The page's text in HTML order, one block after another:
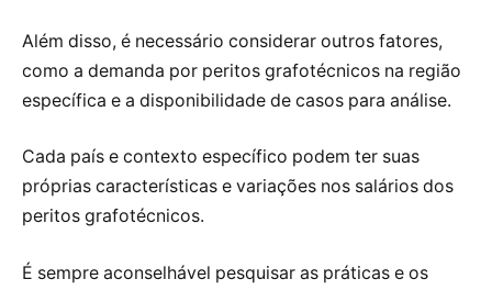
Além disso, é necessário considerar outros fatores,
como a demanda por peritos grafotécnicos na região
específica e a disponibilidade de casos para análise.
Cada país e contexto específico podem ter suas
próprias características e variações nos salários dos
peritos grafotécnicos.
É sempre aconselhável pesquisar as práticas e os